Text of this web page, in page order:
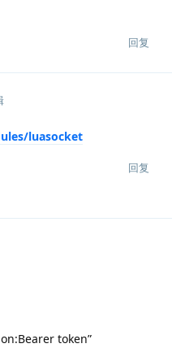
回复
luasocket
回复
token”